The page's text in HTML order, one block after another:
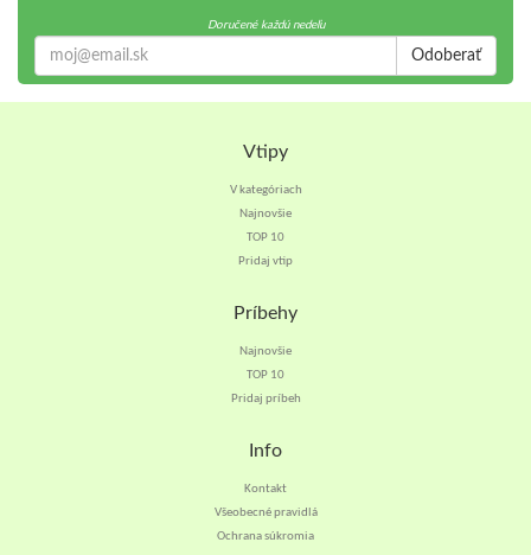
Doručené každú nedeľu
Odoberať
Vtipy
V kategóriach
Najnovšie
TOP 10
Pridaj vtip
Príbehy
Najnovšie
TOP 10
Pridaj príbeh
Info
Kontakt
Všeobecné pravidlá
Ochrana súkromia